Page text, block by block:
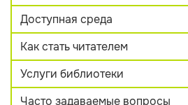
Доступная среда
Как стать читателем
Услуги библиотеки
Часто задаваемые вопросы